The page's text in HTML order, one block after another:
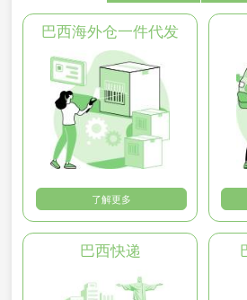
巴西海外仓一件代发
了解更多
巴西快递